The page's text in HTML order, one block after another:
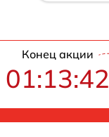
Конец акции
01:13:41